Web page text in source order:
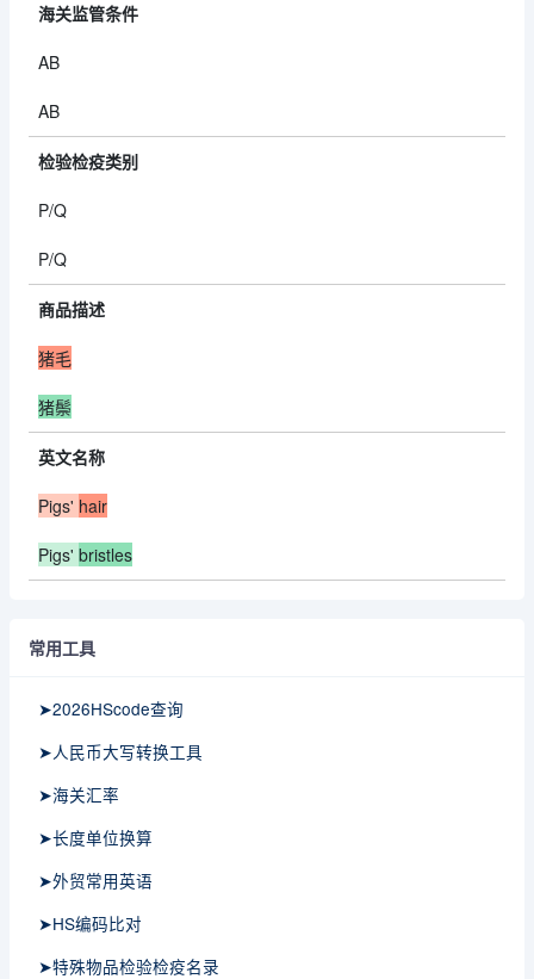
海关监管条件
AB
AB
检验检疫类别
P/Q
P/Q
商品描述
猪毛
猪鬃
英文名称
Pigs' hair
Pigs' bristles
常用工具
➤2026HScode查询
➤人民币大写转换工具
➤海关汇率
➤长度单位换算
➤外贸常用英语
➤HS编码比对
➤特殊物品检验检疫名录